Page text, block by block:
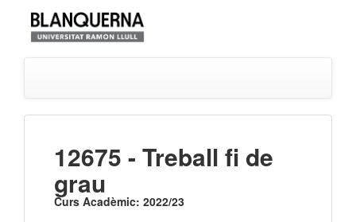
12675 - Treball fi de
grau
Curs Acadèmic: 2022/23